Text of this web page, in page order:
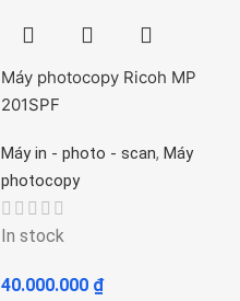
Máy photocopy Ricoh MP
201SPF
Máy in - photo - scan, Máy
photocopy
In stock
40.000.000 ₫